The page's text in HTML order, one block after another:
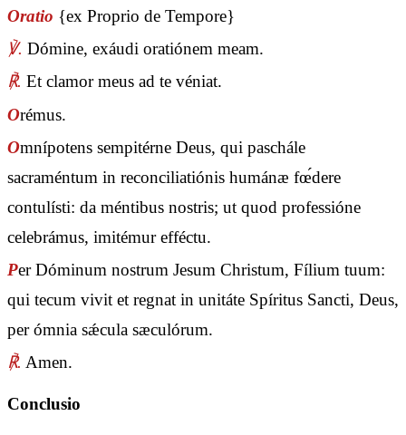
Oratio {ex Proprio de Tempore}
℣. Dómine, exáudi oratiónem meam.
℟. Et clamor meus ad te véniat.
Orémus.
Omnípotens sempitérne Deus, qui paschále
sacraméntum in reconciliatiónis humánæ fœ́dere
contulísti: da méntibus nostris; ut quod professióne
celebrámus, imitémur efféctu.
Per Dóminum nostrum Jesum Christum, Fílium tuum:
qui tecum vivit et regnat in unitáte Spíritus Sancti, Deus,
per ómnia sǽcula sæculórum.
℟. Amen.
Conclusio